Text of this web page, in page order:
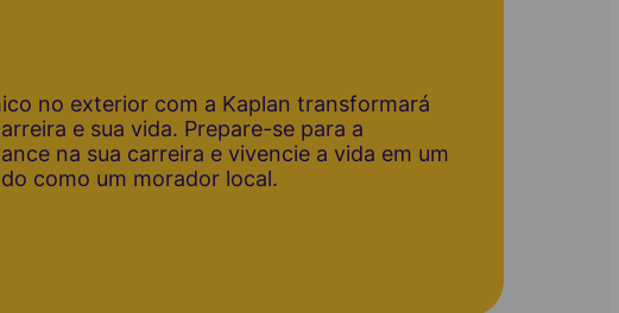
no exterior com a Kaplan transformará
e sua vida. Prepare-se para a
na sua carreira e vivencie a vida em um
como um morador local.